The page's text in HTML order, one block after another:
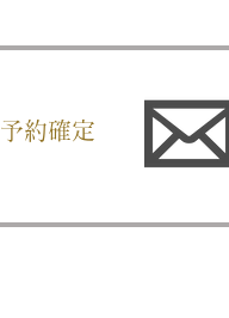
予約確定​